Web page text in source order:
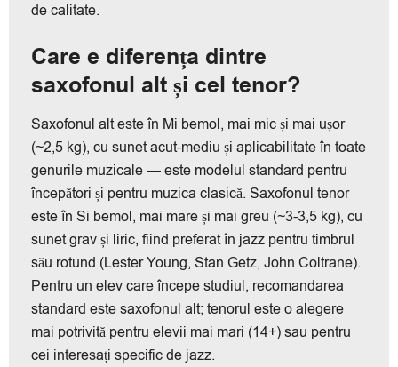
de calitate.
Care e diferența dintre
saxofonul alt și cel tenor?
Saxofonul alt este în Mi bemol, mai mic și mai ușor
(~2,5 kg), cu sunet acut-mediu și aplicabilitate în toate
genurile muzicale — este modelul standard pentru
începători și pentru muzica clasică. Saxofonul tenor
este în Si bemol, mai mare și mai greu (~3-3,5 kg), cu
sunet grav și liric, fiind preferat în jazz pentru timbrul
său rotund (Lester Young, Stan Getz, John Coltrane).
Pentru un elev care începe studiul, recomandarea
standard este saxofonul alt; tenorul este o alegere
mai potrivită pentru elevii mai mari (14+) sau pentru
cei interesați specific de jazz.